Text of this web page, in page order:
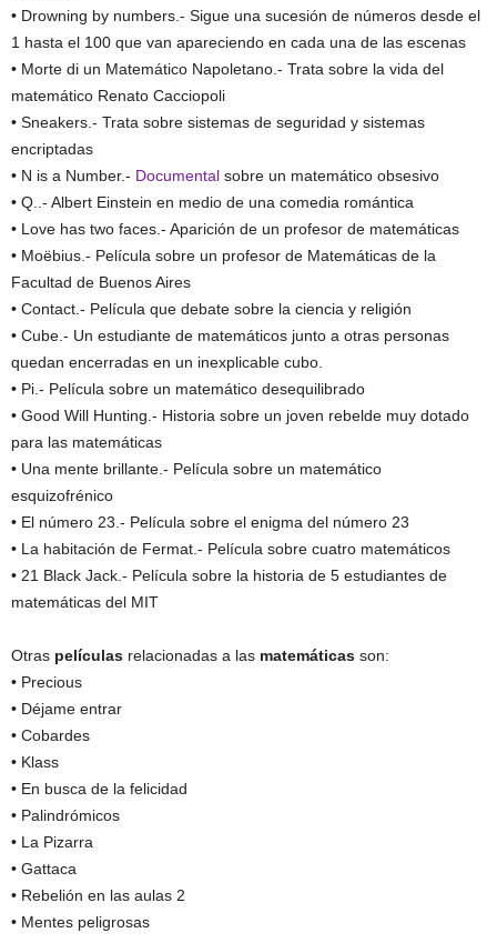
• Drowning by numbers.- Sigue una sucesión de números desde el
1 hasta el 100 que van apareciendo en cada una de las escenas
• Morte di un Matemático Napoletano.- Trata sobre la vida del
matemático Renato Cacciopoli
• Sneakers.- Trata sobre sistemas de seguridad y sistemas
encriptadas
• N is a Number.- Documental sobre un matemático obsesivo
• Q..- Albert Einstein en medio de una comedia romántica
• Love has two faces.- Aparición de un profesor de matemáticas
• Moëbius.- Película sobre un profesor de Matemáticas de la
Facultad de Buenos Aires
• Contact.- Película que debate sobre la ciencia y religión
• Cube.- Un estudiante de matemáticos junto a otras personas
quedan encerradas en un inexplicable cubo.
• Pi.- Película sobre un matemático desequilibrado
• Good Will Hunting.- Historia sobre un joven rebelde muy dotado
para las matemáticas
• Una mente brillante.- Película sobre un matemático
esquizofrénico
• El número 23.- Película sobre el enigma del número 23
• La habitación de Fermat.- Película sobre cuatro matemáticos
• 21 Black Jack.- Película sobre la historia de 5 estudiantes de
matemáticas del MIT
Otras películas relacionadas a las matemáticas son:
• Precious
• Déjame entrar
• Cobardes
• Klass
• En busca de la felicidad
• Palindrómicos
• La Pizarra
• Gattaca
• Rebelión en las aulas 2
• Mentes peligrosas